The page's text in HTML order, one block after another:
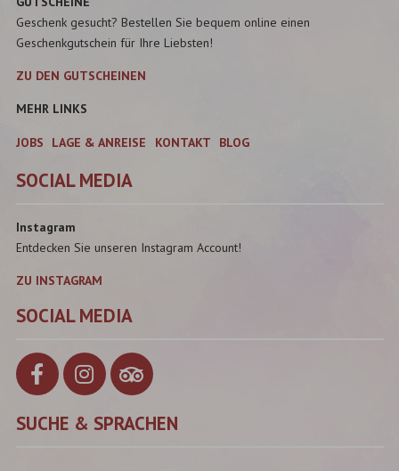
Geschenk gesucht? Bestellen Sie bequem online einen
Geschenkgutschein für Ihre Liebsten!
ZU DEN GUTSCHEINEN
MEHR LINKS
JOBS LAGE & ANREISE KONTAKT BLOG
SOCIAL MEDIA
Instagram
Entdecken Sie unseren Instagram Account!
ZU INSTAGRAM
SOCIAL MEDIA
SUCHE & SPRACHEN